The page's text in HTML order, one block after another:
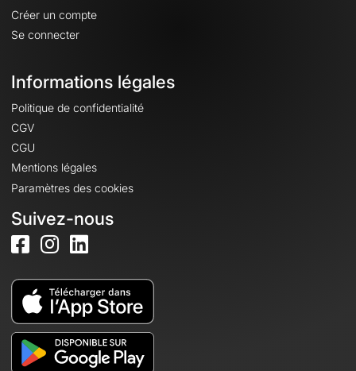
Créer un compte
Se connecter
Informations légales
Politique de confidentialité
CGV
CGU
Mentions légales
Paramètres des cookies
Suivez-nous